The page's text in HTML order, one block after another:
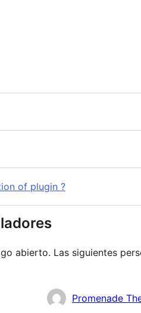
of plugin ?
abierto. Las siguientes
Promenade